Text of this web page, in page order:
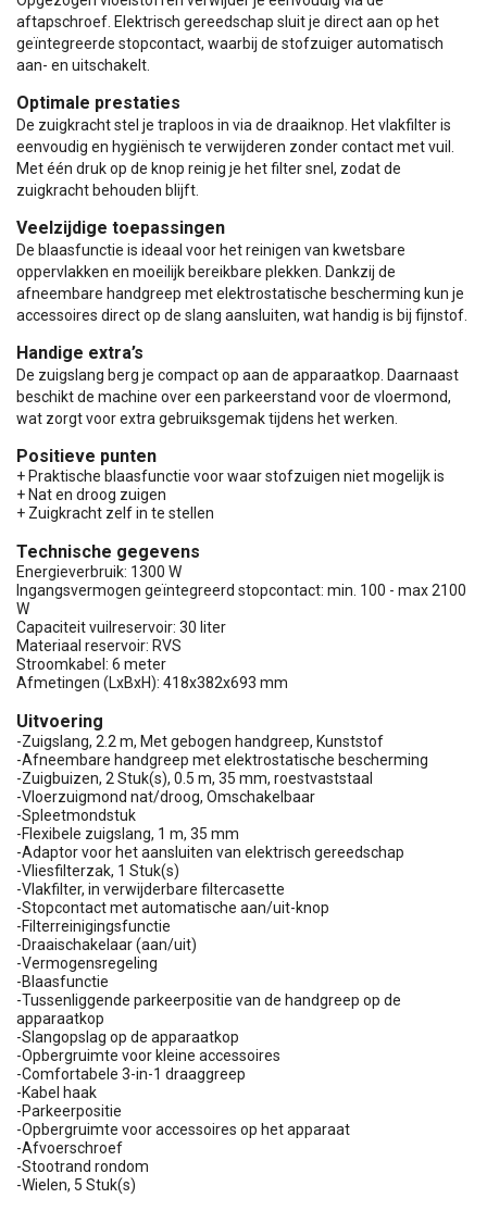
aftapschroef. Elektrisch gereedschap sluit je direct aan op het
geïntegreerde stopcontact, waarbij de stofzuiger automatisch
aan- en uitschakelt.
Optimale prestaties
De zuigkracht stel je traploos in via de draaiknop. Het vlakfilter is
eenvoudig en hygiënisch te verwijderen zonder contact met vuil.
Met één druk op de knop reinig je het filter snel, zodat de
zuigkracht behouden blijft.
Veelzijdige toepassingen
De blaasfunctie is ideaal voor het reinigen van kwetsbare
oppervlakken en moeilijk bereikbare plekken. Dankzij de
afneembare handgreep met elektrostatische bescherming kun je
accessoires direct op de slang aansluiten, wat handig is bij fijnstof.
Handige extra’s
De zuigslang berg je compact op aan de apparaatkop. Daarnaast
beschikt de machine over een parkeerstand voor de vloermond,
wat zorgt voor extra gebruiksgemak tijdens het werken.
Positieve punten
+ Praktische blaasfunctie voor waar stofzuigen niet mogelijk is
+ Nat en droog zuigen
+ Zuigkracht zelf in te stellen
Technische gegevens
Energieverbruik: 1300 W
Ingangsvermogen geïntegreerd stopcontact: min. 100 - max 2100
W
Capaciteit vuilreservoir: 30 liter
Materiaal reservoir: RVS
Stroomkabel: 6 meter
Afmetingen (LxBxH): 418x382x693 mm
Uitvoering
-Zuigslang, 2.2 m, Met gebogen handgreep, Kunststof
-Afneembare handgreep met elektrostatische bescherming
-Zuigbuizen, 2 Stuk(s), 0.5 m, 35 mm, roestvaststaal
-Vloerzuigmond nat/droog, Omschakelbaar
-Spleetmondstuk
-Flexibele zuigslang, 1 m, 35 mm
-Adaptor voor het aansluiten van elektrisch gereedschap
-Vliesfilterzak, 1 Stuk(s)
-Vlakfilter, in verwijderbare filtercasette
-Stopcontact met automatische aan/uit-knop
-Filterreinigingsfunctie
-Draaischakelaar (aan/uit)
-Vermogensregeling
-Blaasfunctie
-Tussenliggende parkeerpositie van de handgreep op de
apparaatkop
-Slangopslag op de apparaatkop
-Opbergruimte voor kleine accessoires
-Comfortabele 3-in-1 draaggreep
-Kabel haak
-Parkeerpositie
-Opbergruimte voor accessoires op het apparaat
-Afvoerschroef
-Stootrand rondom
-Wielen, 5 Stuk(s)